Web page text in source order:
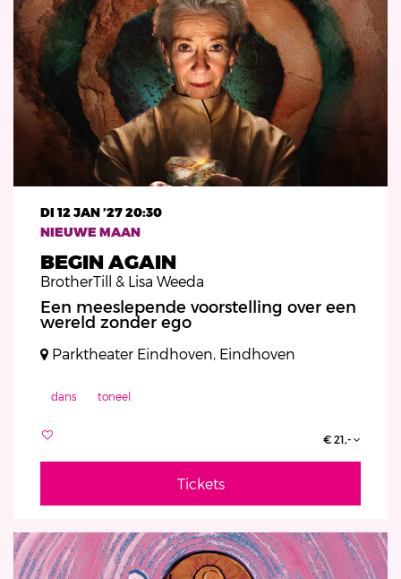
BEGIN AGAIN
BrotherTill & Lisa Weeda
NIEUWE MAAN
DI 12 JAN ’2720:30
Een meeslepende voorstelling over een
wereld zonder ego
Parktheater Eindhoven, Eindhoven
dans toneel
€ 21,-
Tickets